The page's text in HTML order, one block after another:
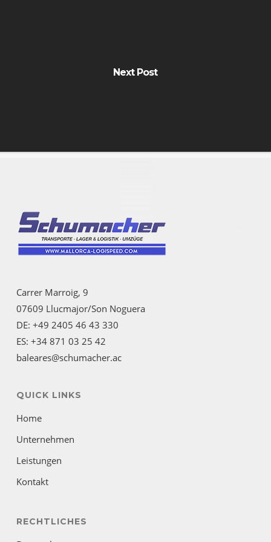
Next Post
Carrer Marroig, 9
07609 Llucmajor/Son Noguera
DE: +49 2405 46 43 330
ES: +34 871 03 25 42
baleares@schumacher.ac
QUICK LINKS
Home
Unternehmen
Leistungen
Kontakt
RECHTLICHES